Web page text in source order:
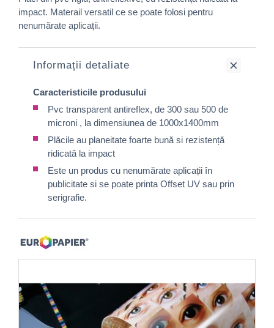
impact. Materail versatil ce se poate folosi pentru
nenumărate aplicații.
Informații detaliate
Caracteristicile produsului
Pvc transparent antireflex, de 300 sau 500 de
microni , la dimensiunea de 1000x1400mm
Plăcile au planeitate foarte bună si rezistență
ridicată la impact
Este un produs cu nenumărate aplicații în
publicitate si se poate printa Offset UV sau prin
serigrafie.